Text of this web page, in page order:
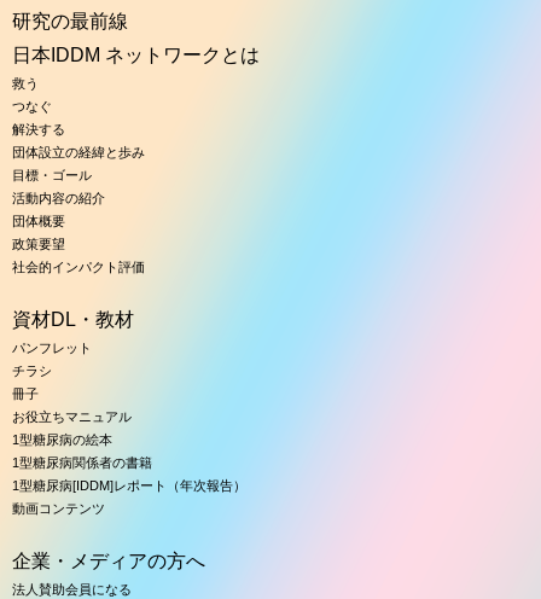
研究の最前線
日本IDDM ネットワークとは
救う
つなぐ
解決する
団体設立の経緯と歩み
目標・ゴール
活動内容の紹介
団体概要
政策要望
社会的インパクト評価
資材DL・教材
パンフレット
チラシ
冊子
お役立ちマニュアル
1型糖尿病の絵本
1型糖尿病関係者の書籍
1型糖尿病[IDDM]レポート（年次報告）
動画コンテンツ
企業・メディアの方へ
法人賛助会員になる